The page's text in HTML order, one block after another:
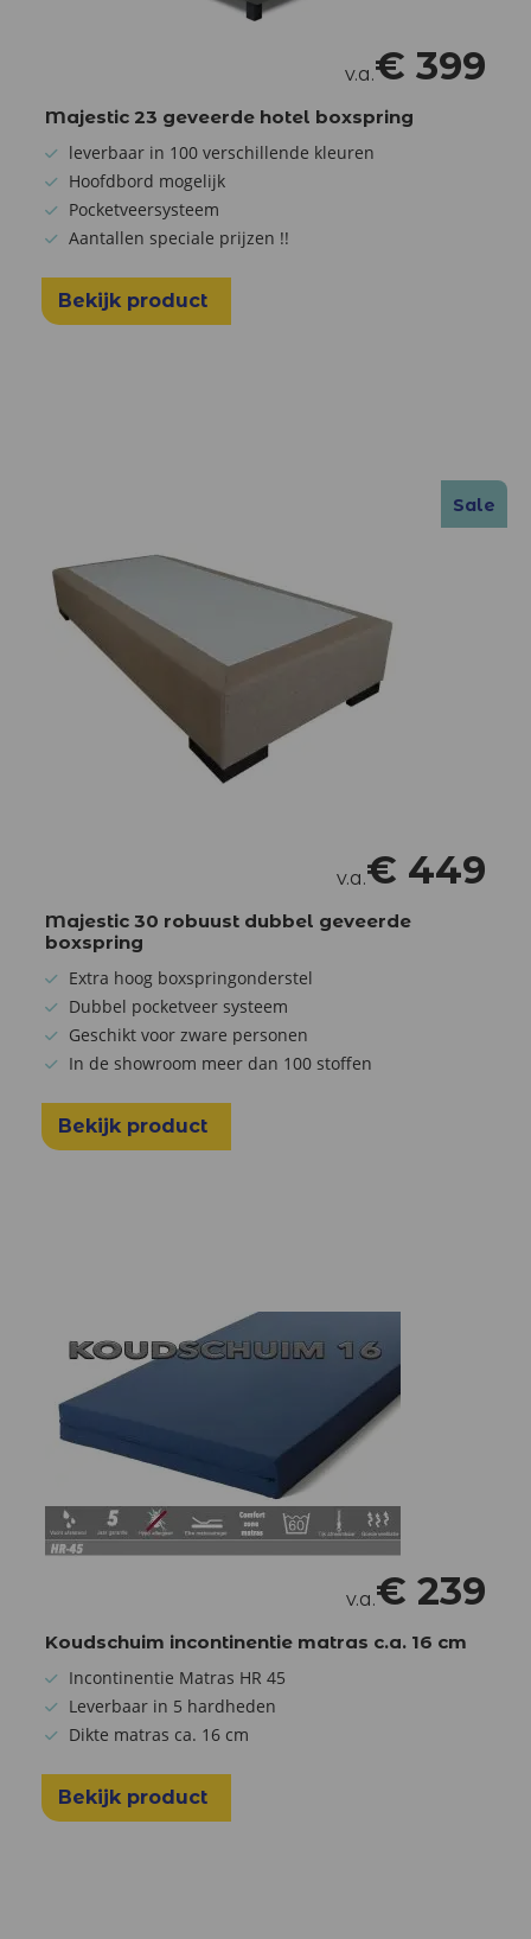
v.a.€ 399
Majestic 23 geveerde hotel boxspring
leverbaar in 100 verschillende kleuren
Hoofdbord mogelijk
Pocketveersysteem
Aantallen speciale prijzen !!
Bekijk product
Sale
v.a.€ 449
Majestic 30 robuust dubbel geveerde
boxspring
Extra hoog boxspringonderstel
Dubbel pocketveer systeem
Geschikt voor zware personen
In de showroom meer dan 100 stoffen
Bekijk product
v.a.€ 239
Koudschuim incontinentie matras c.a. 16 cm
Incontinentie Matras HR 45
Leverbaar in 5 hardheden
Dikte matras ca. 16 cm
Bekijk product